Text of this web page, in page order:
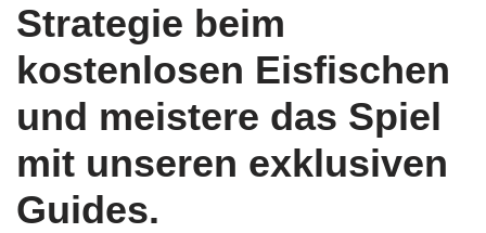
Strategie beim
kostenlosen Eisfischen
und meistere das Spiel
mit unseren exklusiven
Guides.